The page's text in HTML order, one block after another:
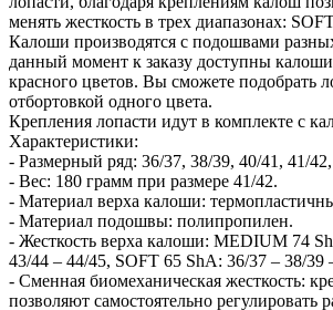
менять жесткость в трех диапазонах:
Калоши производятся с подошвами
данный момент к заказу доступны калоши
красного цветов. Вы сможете подобрать
отбортовкой одного цвета.
Крепления лопасти идут в комплекте с
Характеристики:
- Размерный ряд: 36/37, 38/39, 40/41, 41/
- Вес: 180 грамм при размере 41/42.
- Материал верха калоши:
- Материал подошвы: полипропилен.
- Жесткость верха калоши: MEDIUM 74
43/44 – 44/45, SOFT 65 ShA: 36/37 – 38/39
- Сменная биомеханическая жесткость:
позволяют самостоятельно регулировать